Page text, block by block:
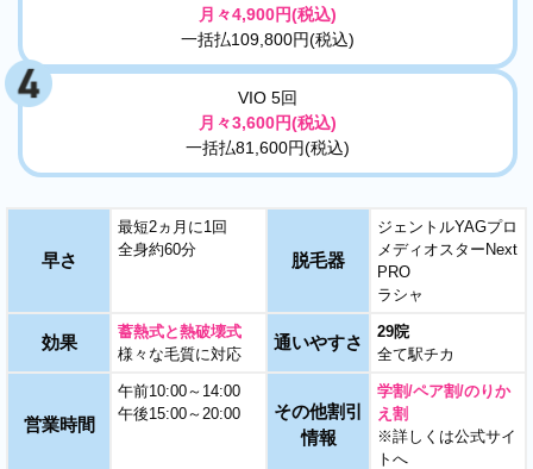
月々4,900円(税込)
一括払109,800円(税込)
VIO 5回
月々3,600円(税込)
一括払81,600円(税込)
早さ
最短2ヵ月に1回
全身約60分
脱毛器
ジェントルYAGプロ
メディオスターNext
PRO
ラシャ
効果
蓄熱式と熱破壊式
様々な毛質に対応
通いやすさ
29院
全て駅チカ
営業時間
午前10:00～14:00
午後15:00～20:00
その他割引
情報
学割/ペア割/のりか
え割
※詳しくは公式サイ
トへ